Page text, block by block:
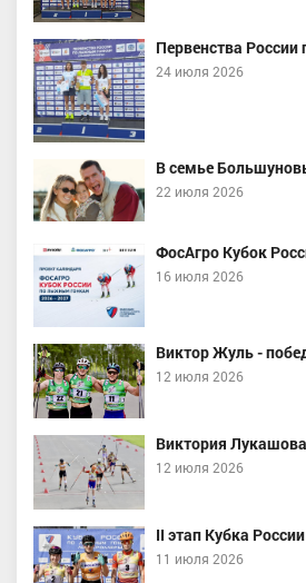
Первенства
24 июля 2026
В семье
22 июля 2026
ФосАгро Кубок
16 июля 2026
Виктор Жуль -
12 июля 2026
Виктория
12 июля 2026
II этап Кубка
11 июля 2026
Вероника Сергеевна
мастер спорта
Республика Татарстан
(Татарстан)